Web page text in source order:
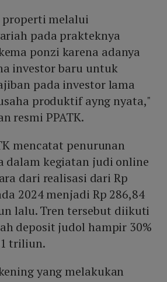
properti melalui
pada prakteknya
ponzi karena adanya
investor baru untuk
pada investor lama
produktif ayng nyata,"
resmi PPATK.
mencatat penurunan
dalam kegiatan judi online
dari realisasi dari Rp
2024 menjadi Rp 286,84
lalu. Tren tersebut diikuti
deposit judol hampir 30%
triliun.
yang melakukan